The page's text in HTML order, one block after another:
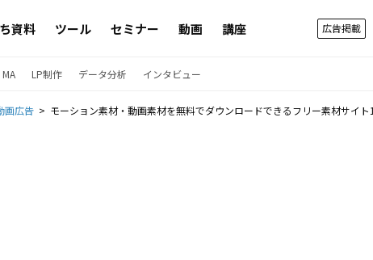
資料 ツール セミナー 動画 講座 広告掲載
MA LP制作 データ分析 インタビュー
画広告 モーション素材・動画素材を無料でダウンロードできるフリー素材サイ